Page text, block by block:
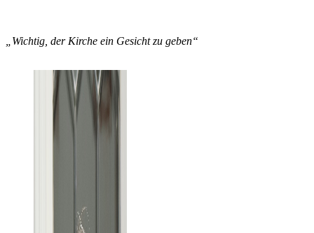
„Wichtig, der Kirche ein Gesicht zu geben“